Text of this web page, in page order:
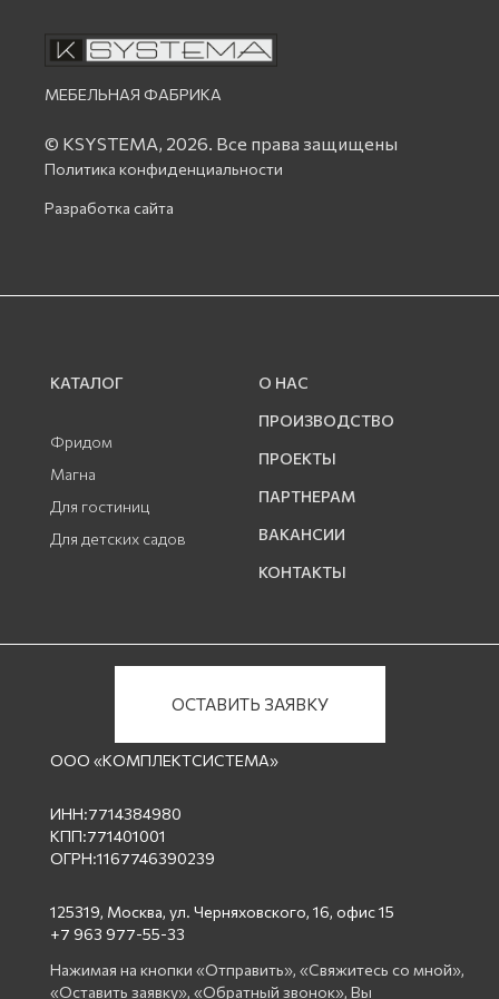
МЕБЕЛЬНАЯ ФАБРИКА
© KSYSTEMA, 2026. Все права защищены
Политика конфиденциальности
Разработка сайта
ОСТАВИТЬ ЗАЯВКУ
КАТАЛОГ
Фридом
Магна
Для гостиниц
Для детских садов
О НАС
ПРОИЗВОДСТВО
ПРОЕКТЫ
ПАРТНЕРАМ
ВАКАНСИИ
КОНТАКТЫ
ООО «КОМПЛЕКТСИСТЕМА»
ИНН:7714384980
КПП:771401001
ОГРН:1167746390239
125319, Москва, ул. Черняховского, 16, офис 15
+7 963 977-55-33
Нажимая на кнопки «Отправить», «Свяжитесь со мной»,
«Оставить заявку», «Обратный звонок», Вы